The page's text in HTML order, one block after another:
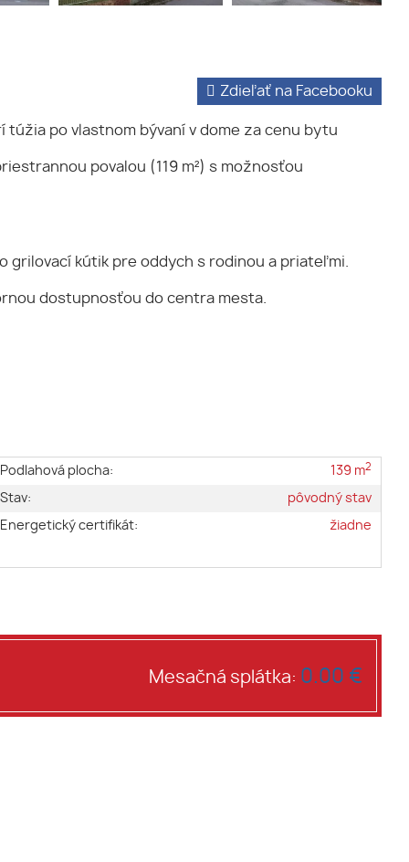
Zdieľať na Facebooku
po vlastnom bývaní v dome za cenu bytu
povalou (119 m²) s možnosťou
kútik pre oddych s rodinou a priateľmi.
dostupnosťou do centra mesta.
Podlahová plocha: 139 m2
Stav:
pôvodný stav
Energetický certifikát:
žiadne
Mesačná splátka: 0.00 €